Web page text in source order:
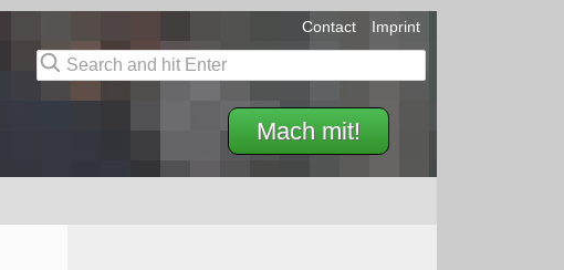
Mach mit!
Contact Imprint